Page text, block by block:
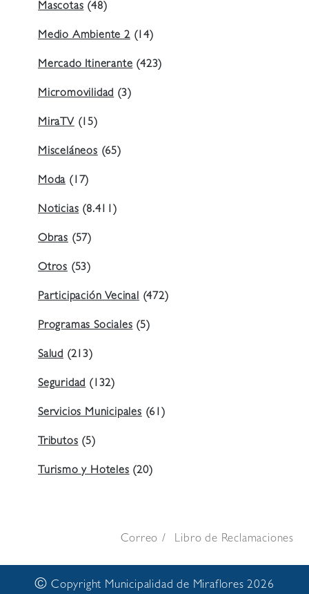
Mascotas (48)
Medio Ambiente 2(14)
Mercado Itinerante (423)
Micromovilidad (3)
MiraTV (15)
Misceláneos (65)
Moda (17)
Noticias (8.411)
Obras (57)
Otros (53)
Participación Vecinal (472)
Programas Sociales (5)
Salud (213)
Seguridad (132)
Servicios Municipales (61)
Tributos (5)
Turismo y Hoteles (20)
Correo Libro de Reclamaciones
© Copyright Municipalidad de Miraflores 2026